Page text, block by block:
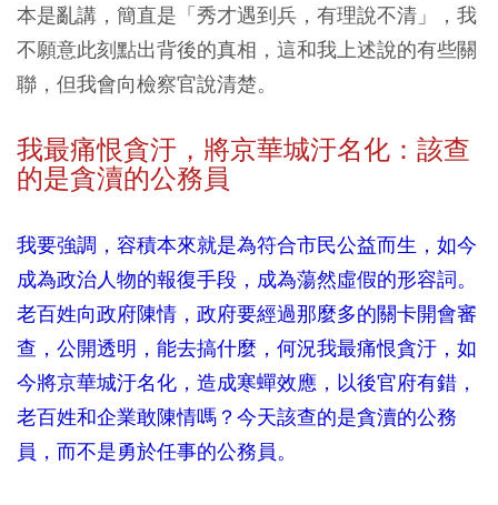
本是亂講，簡直是「秀才遇到兵，有理說不清」，我
不願意此刻點出背後的真相，這和我上述說的有些關
聯，但我會向檢察官說清楚。
我最痛恨貪汙，將京華城汙名化：該查
的是貪瀆的公務員
我要強調，容積本來就是為符合市民公益而生，如今
成為政治人物的報復手段，成為蕩然虛假的形容詞。
老百姓向政府陳情，政府要經過那麼多的關卡開會審
查，公開透明，能去搞什麼，何況我最痛恨貪汙，如
今將京華城汙名化，造成寒蟬效應，以後官府有錯，
老百姓和企業敢陳情嗎？今天該查的是貪瀆的公務
員，而不是勇於任事的公務員。